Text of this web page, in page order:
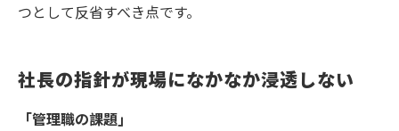
つとして反省すべき点です。
社長の指針が現場になかなか浸透しない
「管理職の課題」